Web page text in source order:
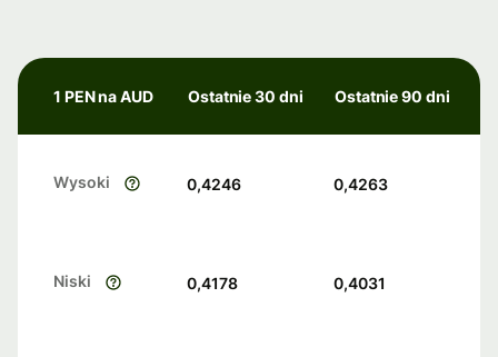
1 PEN na AUD Ostatnie 30 dni Ostatnie 90 dni
Wysoki 0,4246 0,4263
Niski 0,4178 0,4031